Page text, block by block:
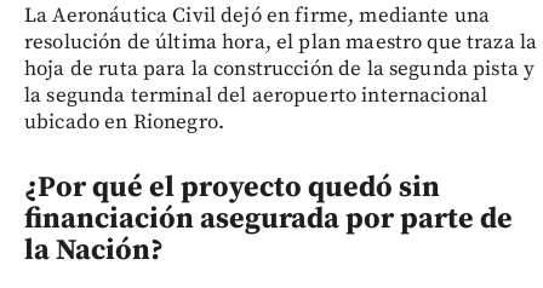
La Aeronáutica Civil dejó en firme, mediante una
resolución de última hora, el plan maestro que traza la
hoja de ruta para la construcción de la segunda pista y
la segunda terminal del aeropuerto internacional
ubicado en Rionegro.
¿Por qué el proyecto quedó sin
financiación asegurada por parte de
la Nación?